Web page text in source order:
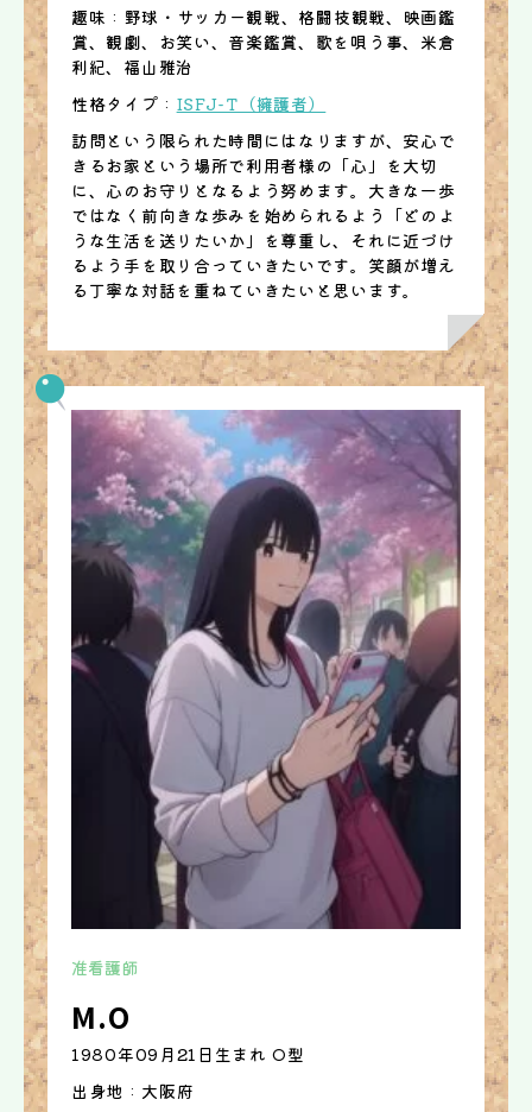
趣味 : 野球・サッカー観戦、格闘技観戦、映画鑑
賞、観劇、お笑い、音楽鑑賞、歌を唄う事、米倉
利紀、福山雅治
性格タイプ : ISFJ-T（擁護者）
訪問という限られた時間にはなりますが、安心で
きるお家という場所で利用者様の「心」を大切
に、心のお守りとなるよう努めます。大きな一歩
ではなく前向きな歩みを始められるよう「どのよ
うな生活を送りたいか」を尊重し、それに近づけ
るよう手を取り合っていきたいです。笑顔が増え
る丁寧な対話を重ねていきたいと思います。
准看護師
M.O
1980年09月21日生まれ O型
出身地 : 大阪府